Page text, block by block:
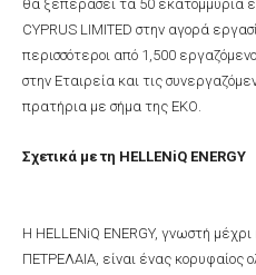
θα ξεπεράσει τα 50 εκατομμύρια
CYPRUS LIMITED στην αγορά
περισσότεροι από 1,500
στην Εταιρεία και τις
πρατήρια με σήμα της ΕΚΟ.
Σχετικά με τη HELLENiQ ENERGY
Η HELLENiQ ENERGY, γνωστή
ΠΕΤΡΕΛΑΙΑ, είναι ένας κορυφαίος